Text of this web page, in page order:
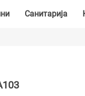
Санитарија